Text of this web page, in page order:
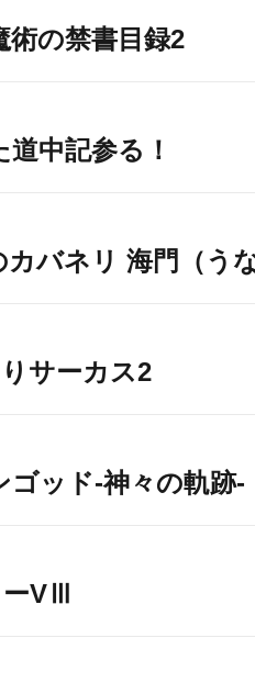
の禁書目録2
中記参る！
バネリ 海門（う
サーカス2
ッド-神々の軌跡-
VⅢ